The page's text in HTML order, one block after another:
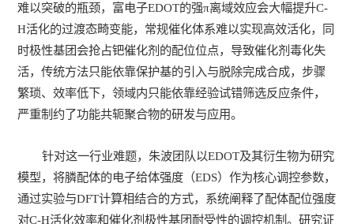
难以突破的瓶颈，富电子EDOT的强π离域效应会大幅提升C-
H活化的过渡态畸变能，常规催化体系难以实现高效活化，同
时极性基团会抢占钯催化剂的配位位点，导致催化剂毒化失
活，传统方法只能依靠保护基的引入与脱除完成合成，步骤
繁琐、效率低下，领域内只能依靠经验试错筛选反应条件，
严重制约了功能共轭聚合物的研发与应用。
针对这一行业难题，朱波团队以EDOT及其衍生物为研究
模型，将膦配体的电子给体强度（EDS）作为核心调控参数，
通过实验与DFT计算相结合的方式，系统阐释了配体配位强度
对C-H活化效率和催化剂极性基团耐受性的调控机制。研究证